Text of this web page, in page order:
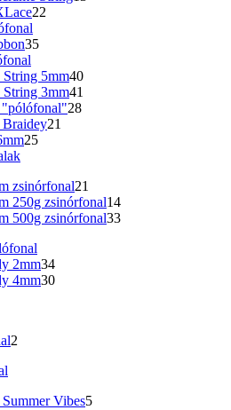
22
35
String 5mm40
String 3mm41
"pólófonal"28
Braidey21
25
zsinórfonal21
250g zsinórfonal14
500g zsinórfonal33
2mm34
4mm30
2
Vibes5